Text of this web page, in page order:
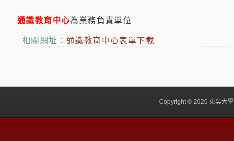
通識教育中心為業務負責單位
相關網址： 通識教育中心表單下載
Copyright © 2026 東吳大學